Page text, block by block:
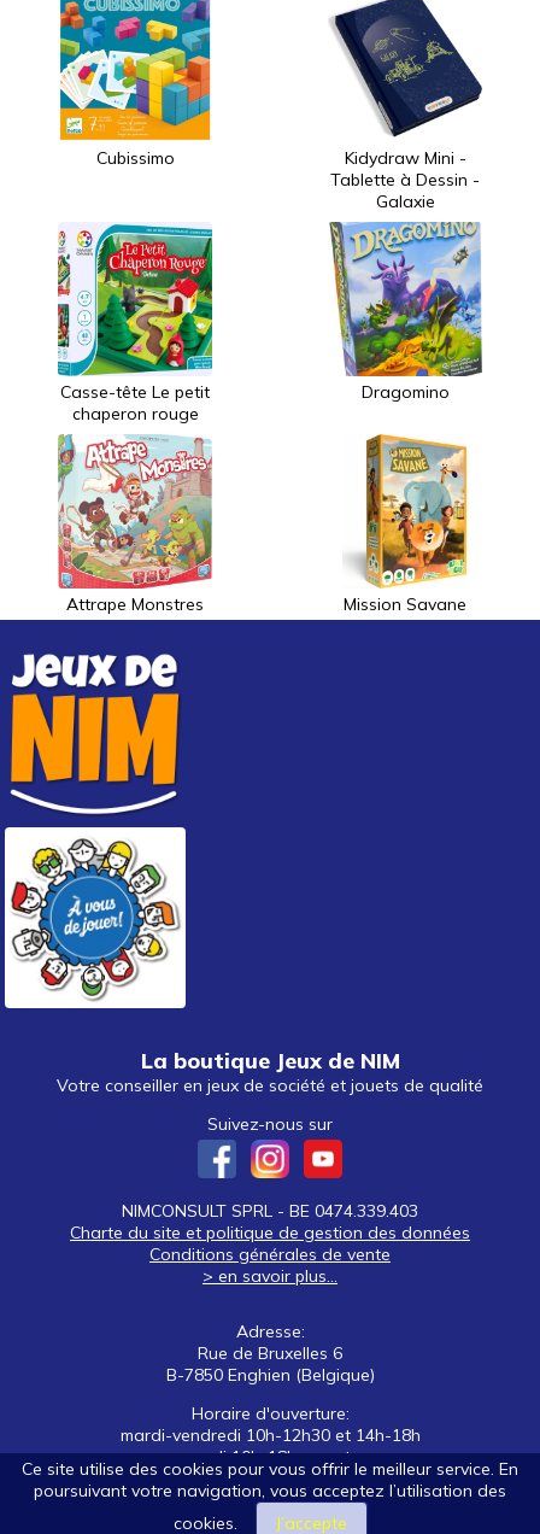
Cubissimo
Kidydraw Mini -
Tablette à Dessin -
Galaxie
Casse-tête Le petit
chaperon rouge
Dragomino
Attrape Monstres Mission Savane
La boutique Jeux de NIM
Votre conseiller en jeux de société et jouets de qualité
Suivez-nous sur
NIMCONSULT SPRL - BE 0474.339.403
Charte du site et politique de gestion des données
Conditions générales de vente
> en savoir plus...
Adresse:
Rue de Bruxelles 6
B-7850 Enghien (Belgique)
Horaire d'ouverture:
mardi-vendredi 10h-12h30 et 14h-18h
samedi 10h-18h non stop
Tél: +32 (0)2 395 92 88
E-mail:nim@jeuxdenim.be
Ce site utilise des cookies pour vous offrir le meilleur service. En
poursuivant votre navigation, vous acceptez l’utilisation des
cookies.
J’accepte